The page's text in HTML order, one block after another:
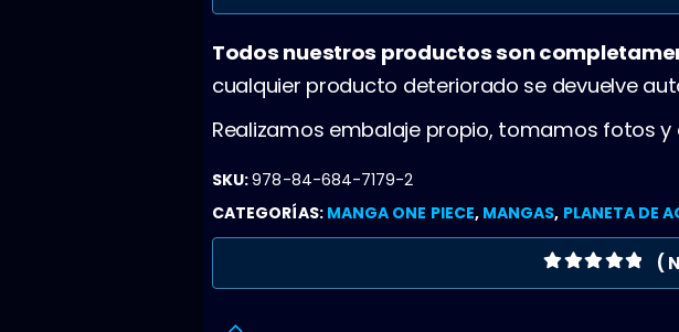
Todos nuestros productos son
cualquier producto deteriorado se devuelve
Realizamos embalaje propio, tomamos fotos
SKU:978-84-684-7179-2
CATEGORÍAS: MANGA ONE PIECE, MANGAS, PLANETA DE
(